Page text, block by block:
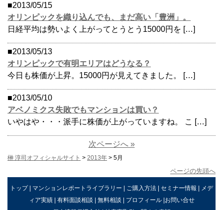
■2013/05/15
オリンピックを織り込んでも、まだ高い「豊洲」。
日経平均は勢いよく上がってとうとう15000円を […]
■2013/05/13
オリンピックで有明エリアはどうなる？
今日も株価が上昇。15000円が見えてきました。 […]
■2013/05/10
アベノミクス失敗でもマンションは買い？
いやはや・・・派手に株価が上がっていますね。 こ […]
次ページへ »
榊 淳司オフィシャルサイト > 2013年 > 5月
ページの先頭へ
トップ| マンションレポートライブラリー | ご購入方法 | セミナー情報 | メデ
ィア実績| 有料面談相談 | 無料相談 | プロフィール|お問い合せ